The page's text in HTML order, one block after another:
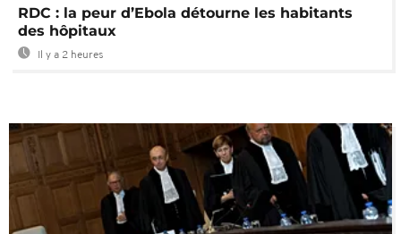
RDC : la peur d’Ebola détourne les habitants
des hôpitaux
Il y a 2 heures